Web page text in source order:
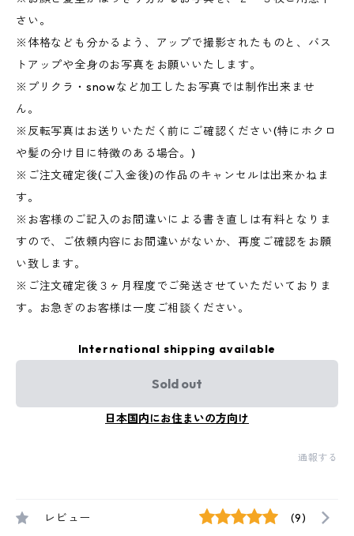
さい。
※体格なども分かるよう、アップで撮影されたものと、バス
トアップや全身のお写真をお願いいたします。
※プリクラ・snowなど加工したお写真では制作出来ませ
ん。
※反転写真はお送りいただく前にご確認ください(特にホクロ
や髪の分け目に特徴のある場合。)
※ご注文確定後(ご入金後)の作品のキャンセルは出来かねま
す。
※お客様のご記入のお間違いによる書き直しは有料となりま
すので、ご依頼内容にお間違いがないか、再度ご確認をお願
い致します。
※ご注文確定後３ヶ月程度でご発送させていただいておりま
す。お急ぎのお客様は一度ご相談ください。
International shipping available
Sold out
日本国内にお住まいの方向け
通報する
レビュー (9)